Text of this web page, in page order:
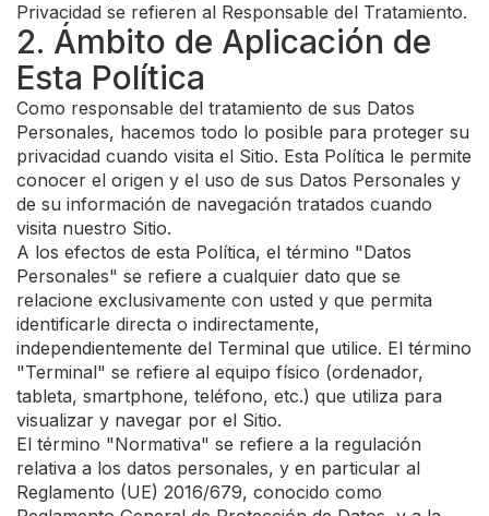
Privacidad se refieren al Responsable del Tratamiento.
2. Ámbito de Aplicación de
Esta Política
Como responsable del tratamiento de sus Datos
Personales, hacemos todo lo posible para proteger su
privacidad cuando visita el Sitio. Esta Política le permite
conocer el origen y el uso de sus Datos Personales y
de su información de navegación tratados cuando
visita nuestro Sitio.
A los efectos de esta Política, el término "Datos
Personales" se refiere a cualquier dato que se
relacione exclusivamente con usted y que permita
identificarle directa o indirectamente,
independientemente del Terminal que utilice. El término
"Terminal" se refiere al equipo físico (ordenador,
tableta, smartphone, teléfono, etc.) que utiliza para
visualizar y navegar por el Sitio.
El término "Normativa" se refiere a la regulación
relativa a los datos personales, y en particular al
Reglamento (UE) 2016/679, conocido como